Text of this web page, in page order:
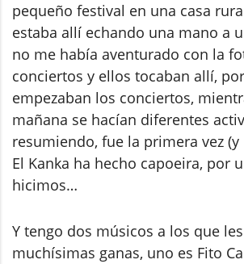
pequeño festival en una casa
estaba allí echando una mano a
no me había aventurado con la
conciertos y ellos tocaban allí,
empezaban los conciertos,
mañana se hacían diferentes
resumiendo, fue la primera vez
El Kanka ha hecho capoeira, por
hicimos…
Y tengo dos músicos a los que
muchísimas ganas, uno es Fito